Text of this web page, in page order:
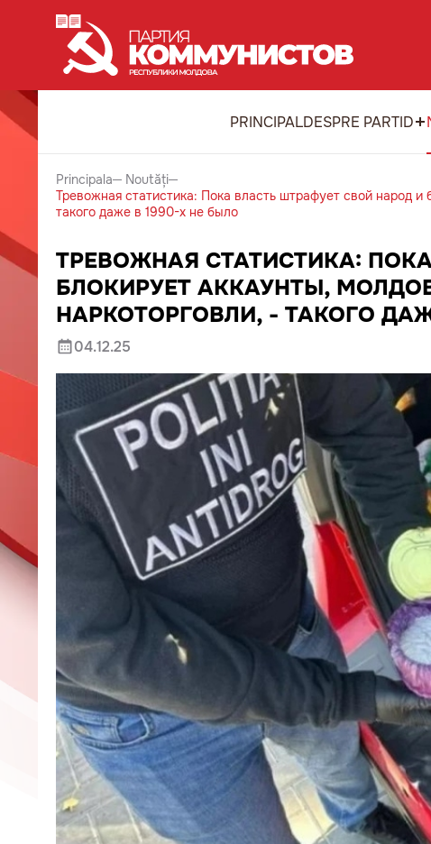
PRINCIPALDESPRE PARTID
Principala
Noutăți
Тревожная статистика: Пока власть штрафует свой народ
такого даже в 1990-х не было
ТРЕВОЖНАЯ СТАТИСТИКА:
БЛОКИРУЕТ АККАУНТЫ,
НАРКОТОРГОВЛИ, - ТАКОГО
04.12.25